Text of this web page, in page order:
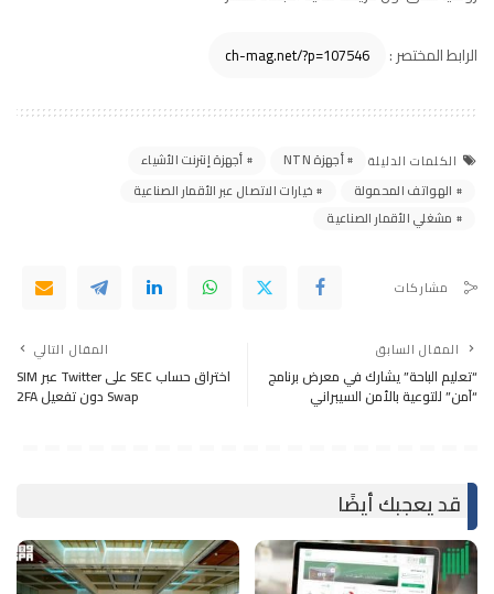
الرابط المختصر :
الكلمات الدليلة أجهزة NTN
أجهزة إنترنت الأشياء
الهواتف المحمولة
خيارات الاتصال عبر الأقمار الصناعية
مشغلي الأقمار الصناعية
مشاركات
المقال السابق
“تعليم الباحة” يشارك في معرض برنامج
“آمن” للتوعية بالأمن السيبراني
المقال التالي
اختراق حساب SEC على Twitter عبر SIM
Swap دون تفعيل 2FA
قد يعجبك أيضًا